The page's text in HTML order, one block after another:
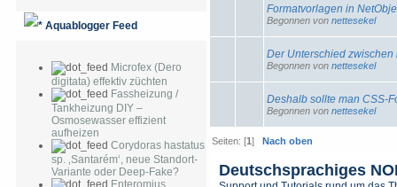
Aquablogger Feed
Microfex (Dero
digitata) effektiv züchten
Fassheizung /
Tankheizung DIY –
Osmosewasser effizient
aufheizen
Corydoras hastatus
sp. ‚Santarém‘, neue Standort-
Variante oder Deep-Fake?
Enteromius
Formatvorlagen in
Begonnen von nettesekel
Der Unterschied
Begonnen von nettesekel
Deshalb sollte man CSS-
Begonnen von nettesekel
Seiten: [1]Nach oben
Deutschsprachiges